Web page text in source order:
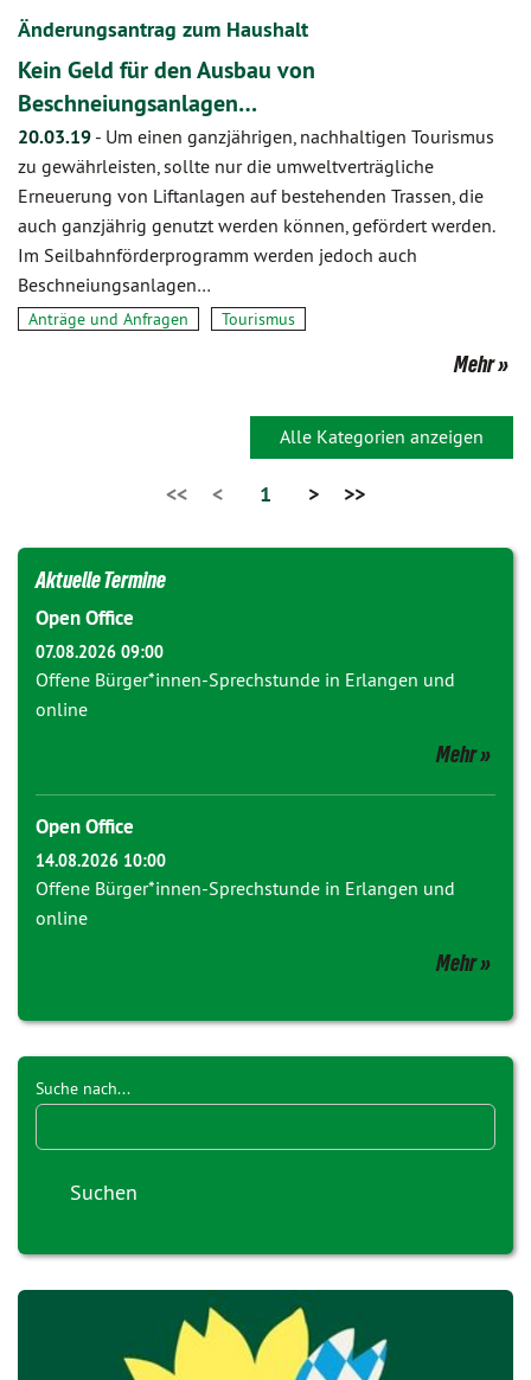
Änderungsantrag zum Haushalt
Kein Geld für den Ausbau von
Beschneiungsanlagen…
20.03.19 - Um einen ganzjährigen, nachhaltigen Tourismus
zu gewährleisten, sollte nur die umweltverträgliche
Erneuerung von Liftanlagen auf bestehenden Trassen, die
auch ganzjährig genutzt werden können, gefördert werden.
Im Seilbahnförderprogramm werden jedoch auch
Beschneiungsanlagen…
Anträge und Anfragen Tourismus
Mehr
Alle Kategorien anzeigen
<< < 1 > >>
Aktuelle Termine
Open Office
07.08.2026 09:00
Offene Bürger*innen-Sprechstunde in Erlangen und
online
Mehr
Open Office
14.08.2026 10:00
Offene Bürger*innen-Sprechstunde in Erlangen und
online
Mehr
Suche nach...